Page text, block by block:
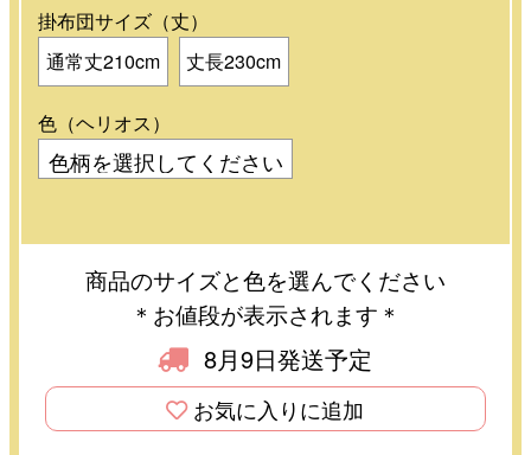
掛布団サイズ（丈）
通常丈210cm
丈長230cm
色（ヘリオス）
商品のサイズと色を選んでください
＊お値段が表示されます＊
8月9日発送予定
お気に入りに追加